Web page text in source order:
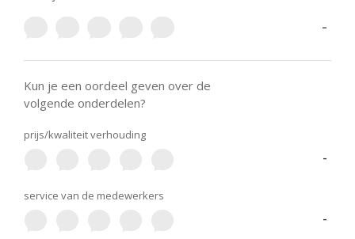
-
Kun je een oordeel geven over de
volgende onderdelen?
prijs/kwaliteit verhouding
-
service van de medewerkers
-